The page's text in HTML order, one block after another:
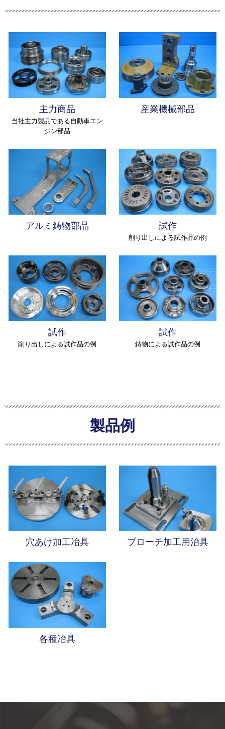
主力商品
当社主力製品である自動車エン
ジン部品
産業機械部品
アルミ鋳物部品 試作
削り出しによる試作品の例
試作
削り出しによる試作品の例
試作
鋳物による試作品の例
製品例
穴あけ加工冶具 ブローチ加工用治具
各種冶具